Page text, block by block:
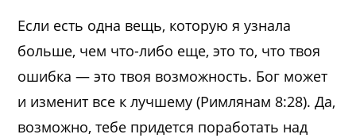
Если есть одна вещь, которую я узнала
больше, чем что-либо еще, это то, что твоя
ошибка — это твоя возможность. Бог может
и изменит все к лучшему (Римлянам 8:28). Да,
возможно, тебе придется поработать над